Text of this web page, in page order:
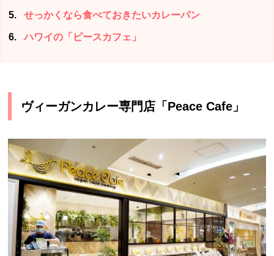
5 せっかくなら食べておきたいカレーパン
6 ハワイの「ピースカフェ」
ヴィーガンカレー専門店「Peace Cafe」